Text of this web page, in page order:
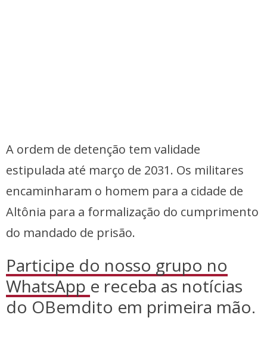
A ordem de detenção tem validade
estipulada até março de 2031. Os militares
encaminharam o homem para a cidade de
Altônia para a formalização do cumprimento
do mandado de prisão.
Participe do nosso grupo no
WhatsApp e receba as notícias
do OBemdito em primeira mão.